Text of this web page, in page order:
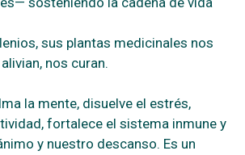
sus plantas medicinales nos
nos curan.
la mente, disuelve el estrés,
fortalece el sistema inmune y
y nuestro descanso. Es un